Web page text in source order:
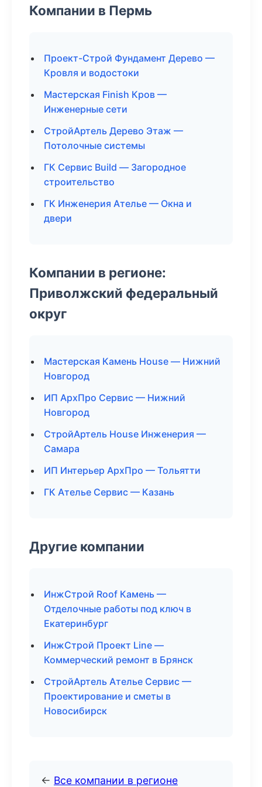
Компании в Пермь
Проект-Строй Фундамент Дерево —
Кровля и водостоки
Мастерская Finish Кров —
Инженерные сети
СтройАртель Дерево Этаж —
Потолочные системы
ГК Сервис Build — Загородное
строительство
ГК Инженерия Ателье — Окна и
двери
Компании в регионе:
Приволжский федеральный
округ
Мастерская Камень House — Нижний
Новгород
ИП АрхПро Сервис — Нижний
Новгород
СтройАртель House Инженерия —
Самара
ИП Интерьер АрхПро — Тольятти
ГК Ателье Сервис — Казань
Другие компании
ИнжСтрой Roof Камень —
Отделочные работы под ключ в
Екатеринбург
ИнжСтрой Проект Line —
Коммерческий ремонт в Брянск
СтройАртель Ателье Сервис —
Проектирование и сметы в
Новосибирск
← Все компании в регионе